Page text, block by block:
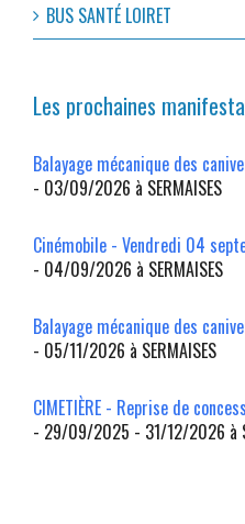
BUS SANTÉ LOIRET
Les prochaines
Balayage mécanique des
- 03/09/2026 à SERMAISES
Cinémobile - Vendredi 04
- 04/09/2026 à SERMAISES
Balayage mécanique des
- 05/11/2026 à SERMAISES
CIMETIÈRE - Reprise de
- 29/09/2025 - 31/12/2026 à